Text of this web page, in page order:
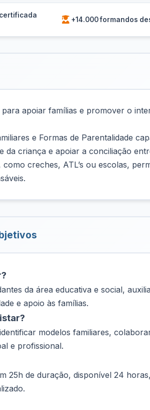
+14.000 formandos
apoiar famílias e promover o
e Formas de Parentalidade
da criança e apoiar a conciliação
como creches, ATL’s ou escolas,
da área educativa e social,
e apoio às famílias.
modelos familiares,
e profissional.
25h de duração, disponível 24